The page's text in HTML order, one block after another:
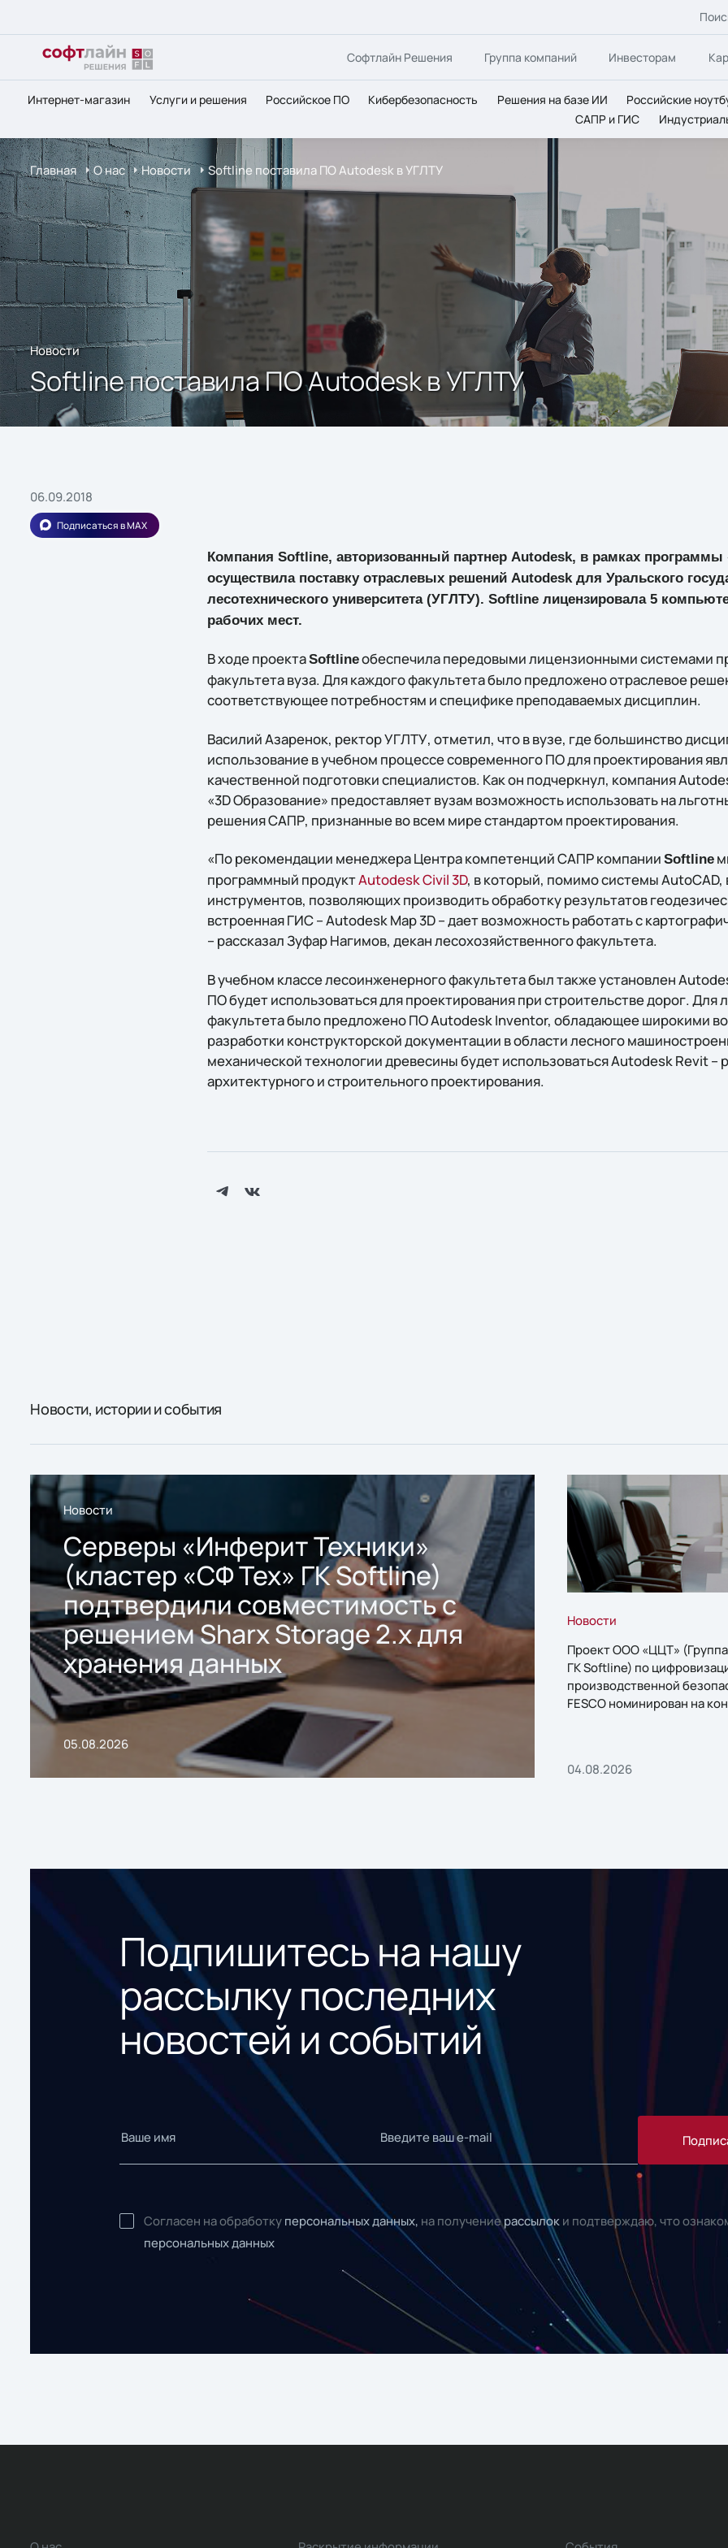
Софтлайн Решения Группа компаний Инвесторам
Интернет-магазин Услуги и решения Российское ПО Кибербезопасность Решения на базе ИИ Российские
САПР и ГИС
Главная О нас Новости Softline поставила ПО Autodesk в УГЛТУ
Новости
Softline поставила ПО Autodesk в УГЛТУ
06.09.2018
Подписаться в MAX
Компания Softline, авторизованный партнер Autodesk, в рамках программы
осуществила поставку отраслевых решений Autodesk для Уральского
лесотехнического университета (УГЛТУ). Softline лицензировала 5
рабочих мест.
В ходе проектаSoftlineобеспечила передовыми лицензионными системами
факультета вуза. Для каждого факультета было предложено отраслевое
соответствующее потребностям и специфике преподаваемых дисциплин.
Василий Азаренок, ректор УГЛТУ, отметил, что в вузе, где большинство
использование в учебном процессе современного ПО для проектирования
качественной подготовки специалистов. Как он подчеркнул, компания
«3D Образование» предоставляет вузам возможность использовать на
решения САПР, признанные во всем мире стандартом проектирования.
«По рекомендации менеджера Центра компетенций САПР компании Softline
программный продуктAutodesk Civil 3D, в который, помимо системы AutoCAD,
инструментов, позволяющих производить обработку результатов
встроенная ГИС – Autodesk Map 3D – дает возможность работать с
– рассказал Зуфар Нагимов, декан лесохозяйственного факультета.
В учебном классе лесоинженерного факультета был также установлен
ПО будет использоваться для проектирования при строительстве дорог. Для
факультета было предложено ПО Autodesk Inventor, обладающее широкими
разработки конструкторской документации в области лесного
механической технологии древесины будет использоваться Autodesk Revit –
архитектурного и строительного проектирования.
Новости, истории и события
Новости
Серверы «Инферит Техники»
(кластер «СФ Тех» ГК Softline)
подтвердили совместимость с
решением Sharx Storage 2.x для
хранения данных
05.08.2026
Новости
Проект ООО «ЦЦТ»
ГК Softline) по
производственной
FESCO номинирован на
04.08.2026
Подпишитесь на нашу
рассылку последних
новостей и событий
Согласен на обработку персональных данных, на получениерассылок и подтверждаю, что
персональных данных